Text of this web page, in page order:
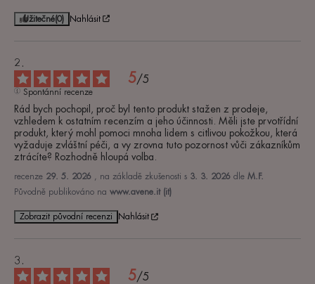
Užitečné(0) Nahlásit
5/5
Spontánní recenze
Rád bych pochopil, proč byl tento produkt stažen z prodeje,
vzhledem k ostatním recenzím a jeho účinnosti. Měli jste prvotřídní
produkt, který mohl pomoci mnoha lidem s citlivou pokožkou, která
vyžaduje zvláštní péči, a vy zrovna tuto pozornost vůči zákazníkům
ztrácíte? Rozhodně hloupá volba.
recenze 29. 5. 2026 , na základě zkušenosti s 3. 3. 2026 dle M.F.
Původně publikováno na www.avene.it (it)
Zobrazit původní recenzi Nahlásit
5/5